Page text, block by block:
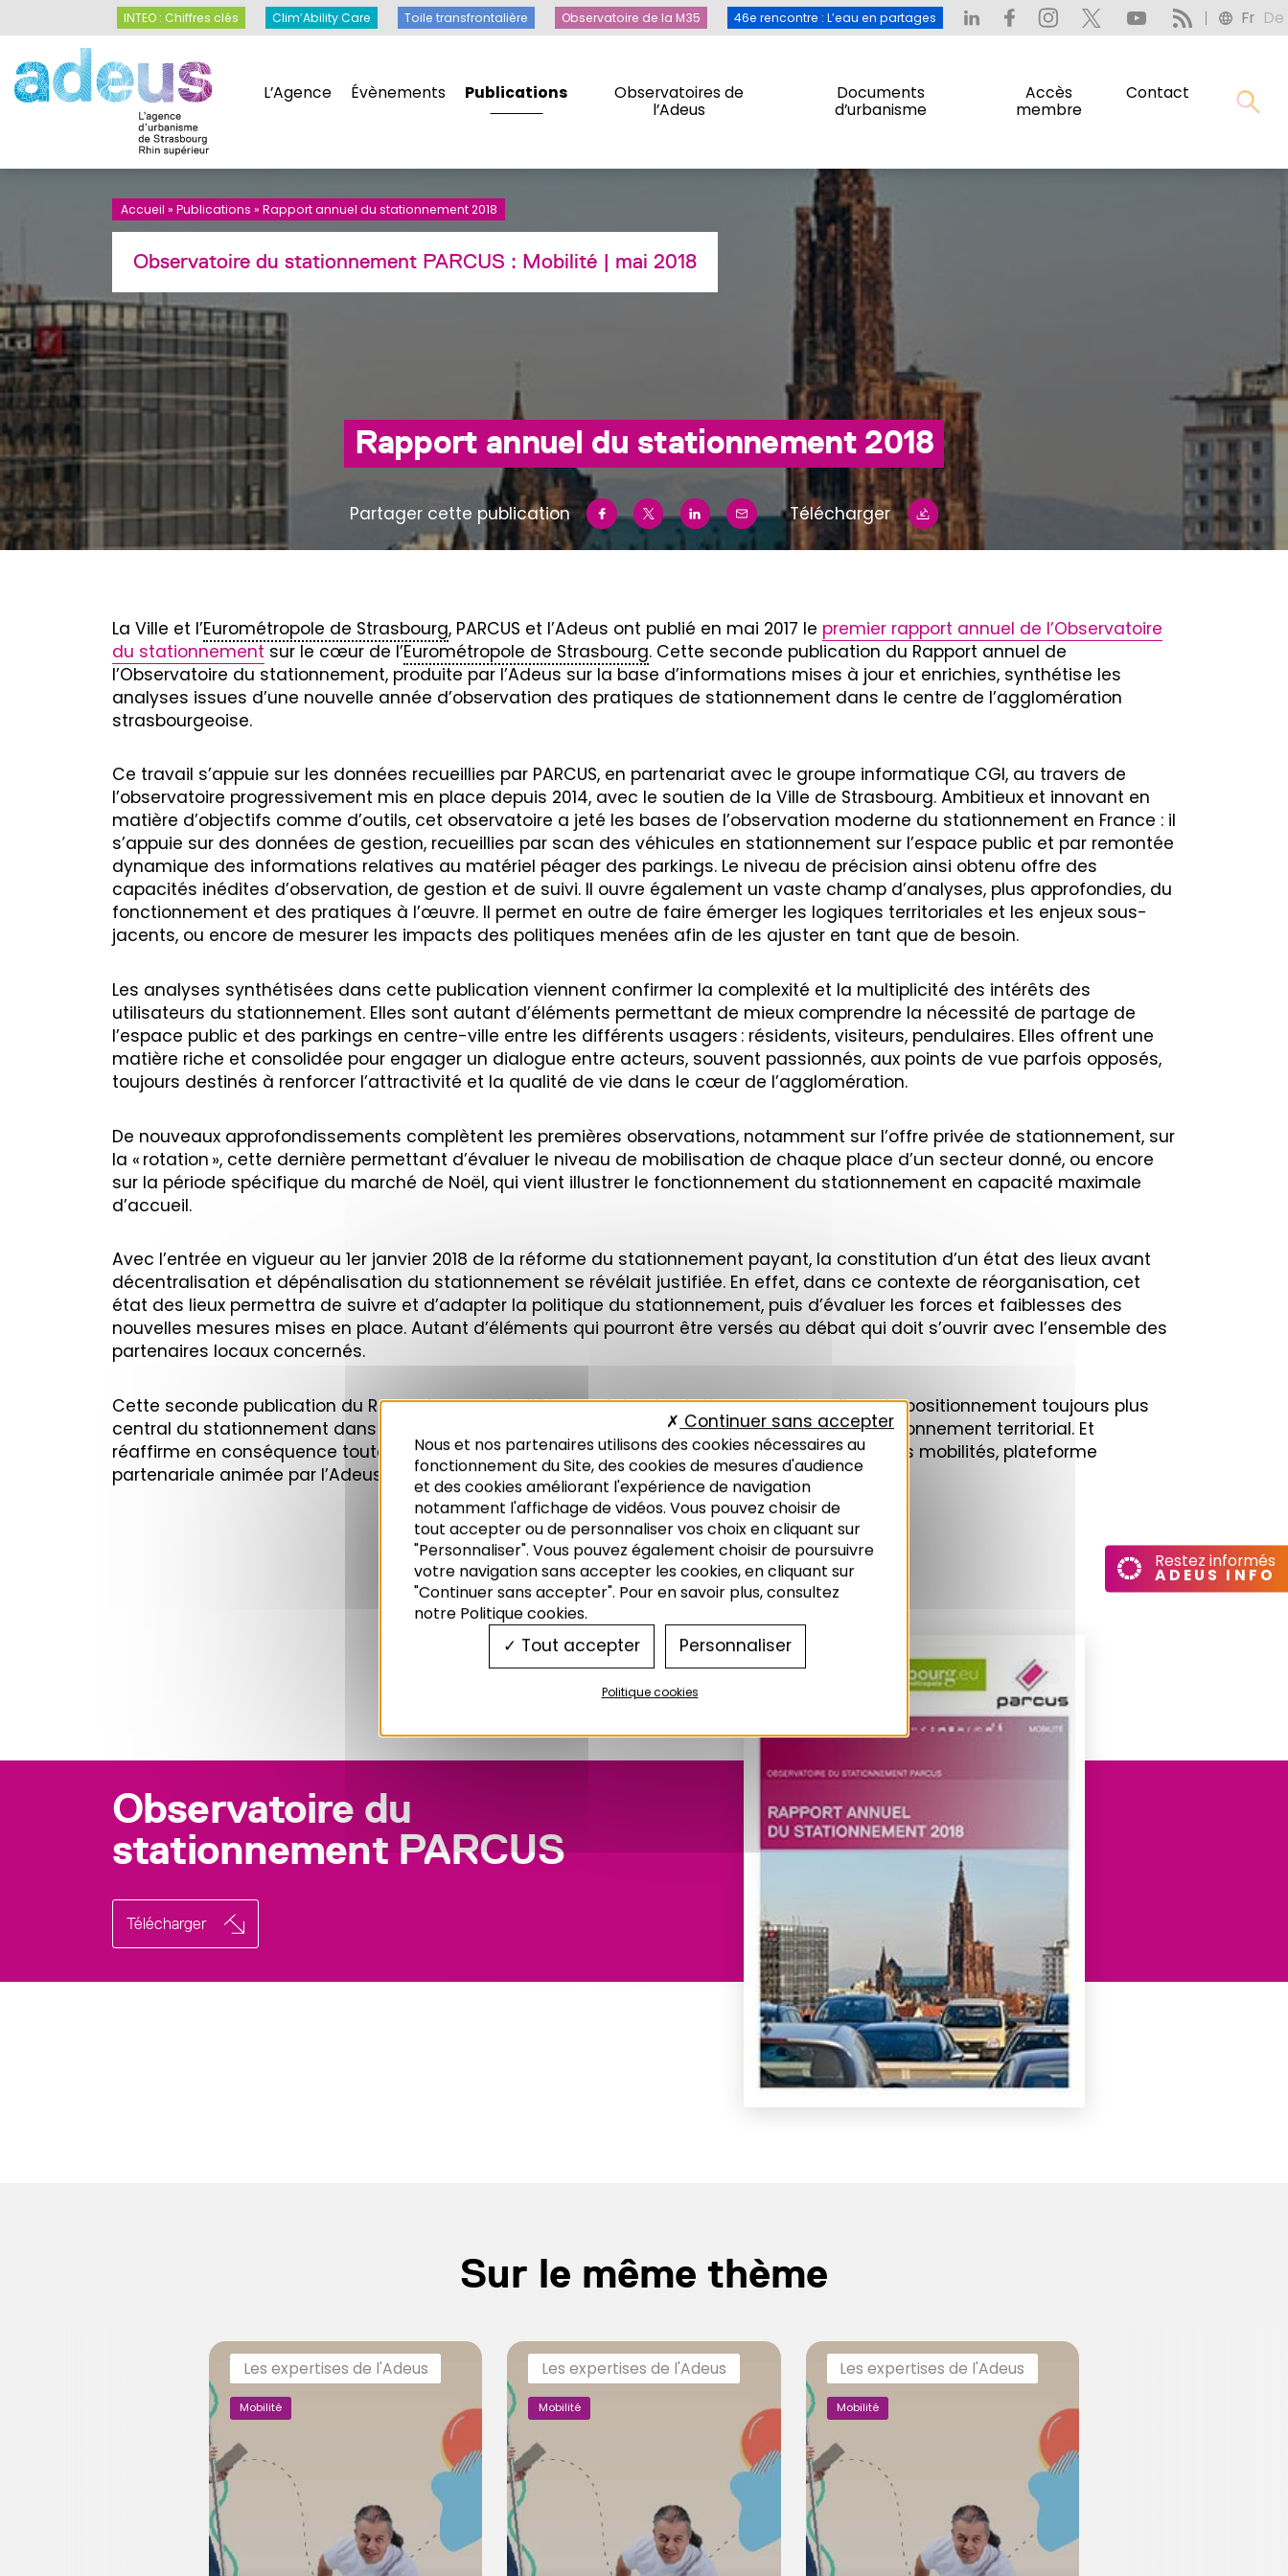
L’Agence Évènements Publications
Observatoires de
l’Adeus
Documents
d’urbanisme
Accès
membre
Contact
INTEO : Chiffres clés Clim’Ability Care Toile transfrontalière Observatoire de la M35 46e rencontre : L’eau en partages Fr De
INTEO : Chiffres clés Clim’Ability Care Toile transfrontalière Observatoire de la M35 46e rencontre : L’eau en partages Fr De
Accueil » Publications » Rapport annuel du stationnement 2018
Observatoire du stationnement PARCUS : Mobilité| mai 2018
Rapport annuel du stationnement 2018
Partager cette publication Télécharger
La Ville et l’Eurométropole de Strasbourg, PARCUS et l’Adeus ont publié en mai 2017 le premier rapport annuel de l’Observatoire
du stationnement sur le cœur de l’Eurométropole de Strasbourg. Cette seconde publication du Rapport annuel de
l’Observatoire du stationnement, produite par l’Adeus sur la base d’informations mises à jour et enrichies, synthétise les
analyses issues d’une nouvelle année d’observation des pratiques de stationnement dans le centre de l’agglomération
strasbourgeoise.
Ce travail s’appuie sur les données recueillies par PARCUS, en partenariat avec le groupe informatique CGI, au travers de
l’observatoire progressivement mis en place depuis 2014, avec le soutien de la Ville de Strasbourg. Ambitieux et innovant en
matière d’objectifs comme d’outils, cet observatoire a jeté les bases de l’observation moderne du stationnement en France : il
s’appuie sur des données de gestion, recueillies par scan des véhicules en stationnement sur l’espace public et par remontée
dynamique des informations relatives au matériel péager des parkings. Le niveau de précision ainsi obtenu offre des
capacités inédites d’observation, de gestion et de suivi. Il ouvre également un vaste champ d’analyses, plus approfondies, du
fonctionnement et des pratiques à l’œuvre. Il permet en outre de faire émerger les logiques territoriales et les enjeux sous-
jacents, ou encore de mesurer les impacts des politiques menées afin de les ajuster en tant que de besoin.
Les analyses synthétisées dans cette publication viennent confirmer la complexité et la multiplicité des intérêts des
utilisateurs du stationnement. Elles sont autant d’éléments permettant de mieux comprendre la nécessité de partage de
l’espace public et des parkings en centre-ville entre les différents usagers : résidents, visiteurs, pendulaires. Elles offrent une
matière riche et consolidée pour engager un dialogue entre acteurs, souvent passionnés, aux points de vue parfois opposés,
toujours destinés à renforcer l’attractivité et la qualité de vie dans le cœur de l’agglomération.
De nouveaux approfondissements complètent les premières observations, notamment sur l’offre privée de stationnement, sur
la « rotation », cette dernière permettant d’évaluer le niveau de mobilisation de chaque place d’un secteur donné, ou encore
sur la période spécifique du marché de Noël, qui vient illustrer le fonctionnement du stationnement en capacité maximale
d’accueil.
Avec l’entrée en vigueur au 1er janvier 2018 de la réforme du stationnement payant, la constitution d’un état des lieux avant
décentralisation et dépénalisation du stationnement se révélait justifiée. En effet, dans ce contexte de réorganisation, cet
état des lieux permettra de suivre et d’adapter la politique du stationnement, puis d’évaluer les forces et faiblesses des
nouvelles mesures mises en place. Autant d’éléments qui pourront être versés au débat qui doit s’ouvrir avec l’ensemble des
partenaires locaux concernés.
Cette seconde publication du Rapport annuel de l’Observatoire du stationnement confirme le positionnement toujours plus
central du stationnement dans les réflexions en matière de mobilités, d’économie et de fonctionnement territorial. Et
réaffirme en conséquence toute la place de cette problématique au sein de l’Observatoire des mobilités, plateforme
partenariale animée par l’Adeus.
OBSERVATOIRE, OBSERVATOIRE DU STATIONNEMENT,STATIONNEMENT
STRASBOURG
Observatoire du
stationnement PARCUS
Télécharger
Sur le même thème
Les expertises de l'Adeus
Mobilité
Les expertises de l'Adeus
Mobilité
Les expertises de l'Adeus
Mobilité
Restez informés
ADEUS INFO
Panneau de gestion des cookies
Nous et nos partenaires utilisons des cookies nécessaires au
fonctionnement du Site, des cookies de mesures d'audience
et des cookies améliorant l'expérience de navigation
notamment l'affichage de vidéos. Vous pouvez choisir de
tout accepter ou de personnaliser vos choix en cliquant sur
"Personnaliser". Vous pouvez également choisir de poursuivre
votre navigation sans accepter les cookies, en cliquant sur
"Continuer sans accepter". Pour en savoir plus, consultez
notre Politique cookies.
Tout accepter
Continuer sans accepter
Personnaliser
Politique cookies